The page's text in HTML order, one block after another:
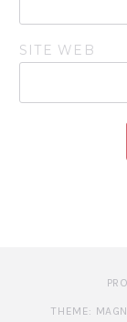
SITE WEB
THEME: